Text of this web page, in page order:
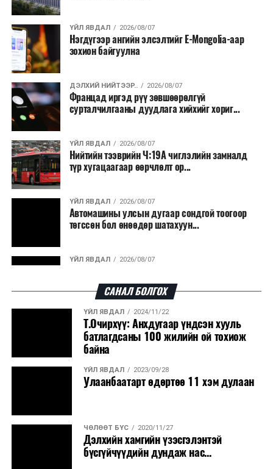
ҮЙЛ ЯВДАЛ 2026/08/07
Нэгдүгээр ангийн элсэлтийг E-Mongolia-аар
зохион байгуулна
ДЭЛХИЙ НИЙТЭЭР.. 2026/08/07
Францад иргэд рүү зөвшөөрөлгүй
сурталчилгааны дуудлага хийхийг хориг...
ҮЙЛ ЯВДАЛ 2026/08/07
Нийтийн тээврийн Ч:19А чиглэлийн замналд
түр хугацаагаар өөрчлөлт ор...
ҮЙЛ ЯВДАЛ 2026/08/07
Автомашины улсын дугаар сондгой тоогоор
төгссөн бол өнөөдөр шатахуун...
ҮЙЛ ЯВДАЛ 2026/08/07
ДЭЛХИЙ НИЙТЭЭР.. 2026/08/06
“Уралдронзавод” компанийн ерөнхий
захирлын автомашиныг дэлбэлжээ...
ҮЙЛ ЯВДАЛ 2026/08/06
Сүхбаатар боомтоор тав хоногт 10 мянга гаруй
ДЭЛХИЙ НИЙТЭЭР.. 2026/08/06
Вашингтон мужийн ой хээрийн түймрийг
хяналтад авах ажил ахицтай байн...
САНАЛ БОЛГОХ
ҮЙЛ ЯВДАЛ 2024/11/22
Т.Очирхүү: Анхдугаар үндсэн хууль
батлагдсаны 100 жилийн ой тохиож
байна
ҮЙЛ ЯВДАЛ 2023/09/28
Улаанбаатарт өдөртөө 11 хэм дулаан
ЧӨЛӨӨТ БҮС 2020/11/27
Дэлхийн хамгийн үзэсгэлэнтэй
бүсгүйчүүдийн дундаж нас...